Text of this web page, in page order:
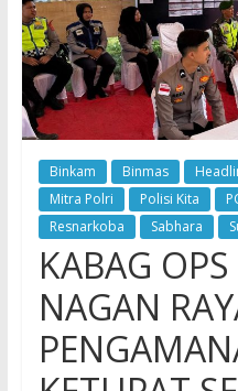
Binkam Binmas
Mitra Polri
Polisi Kita
Resnarkoba
Sabhara
KABAG
NAGAN